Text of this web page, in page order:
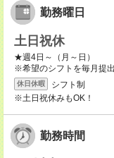
勤務曜日
土日祝休
★週4日～（月～日）
※希望のシフトを毎月提
休日休暇
シフト制
※土日祝休みもOK！
勤務時間